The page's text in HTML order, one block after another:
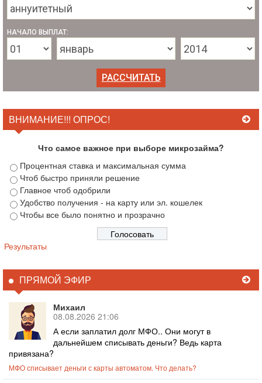
НАЧАЛО ВЫПЛАТ:
ВНИМАНИЕ!!! ОПРОС!
Что самое важное при выборе микрозайма?
Процентная ставка и максимальная сумма
Чтоб быстро приняли решение
Главное чтоб одобрили
Удобство получения - на карту или эл. кошелек
Чтобы все было понятно и прозрачно
Результаты
ПРЯМОЙ ЭФИР
Михаил
08.08.2026 21:06
А если заплатил долг МФО.. Они могут в
дальнейшем списывать деньги? Ведь карта
привязана?
МФО списывает деньги с карты автоматом. Что делать?